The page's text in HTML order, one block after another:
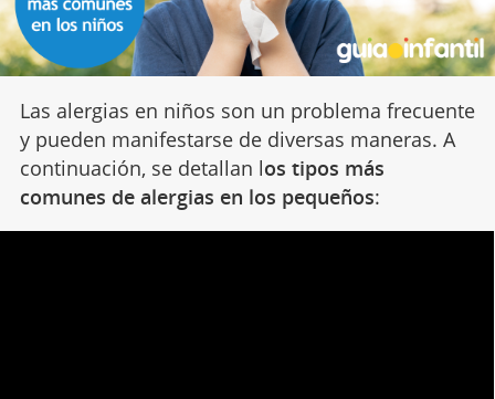
Las alergias en niños son un problema frecuente
y pueden manifestarse de diversas maneras. A
continuación, se detallan los tipos más
comunes de alergias en los pequeños: